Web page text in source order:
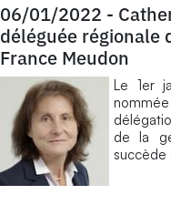
06/01/2022 -
déléguée régionale
France Meudon
Le 1er
de la
succède